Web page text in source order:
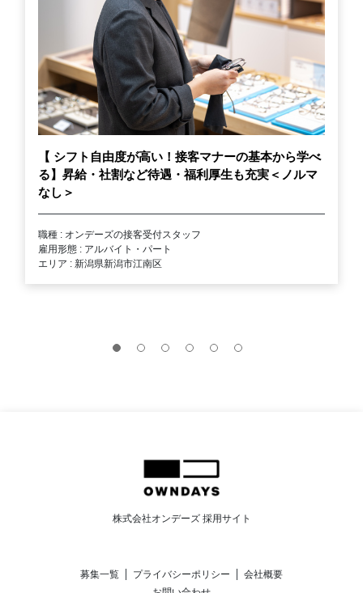
【 シフト自由度が高い！接客マナーの基本から学べ
る】昇給・社割など待遇・福利厚生も充実＜ノルマ
なし＞
職種 : オンデーズの接客受付スタッフ
雇用形態 : アルバイト・パート
エリア : 新潟県新潟市江南区
株式会社オンデーズ 採用サイト
募集一覧 プライバシーポリシー
会社概要